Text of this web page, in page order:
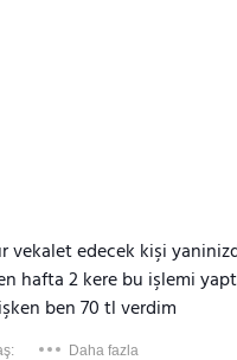
vekalet edecek kişi
hafta 2 kere bu işlemi
ben 70 tl verdim
Daha fazla